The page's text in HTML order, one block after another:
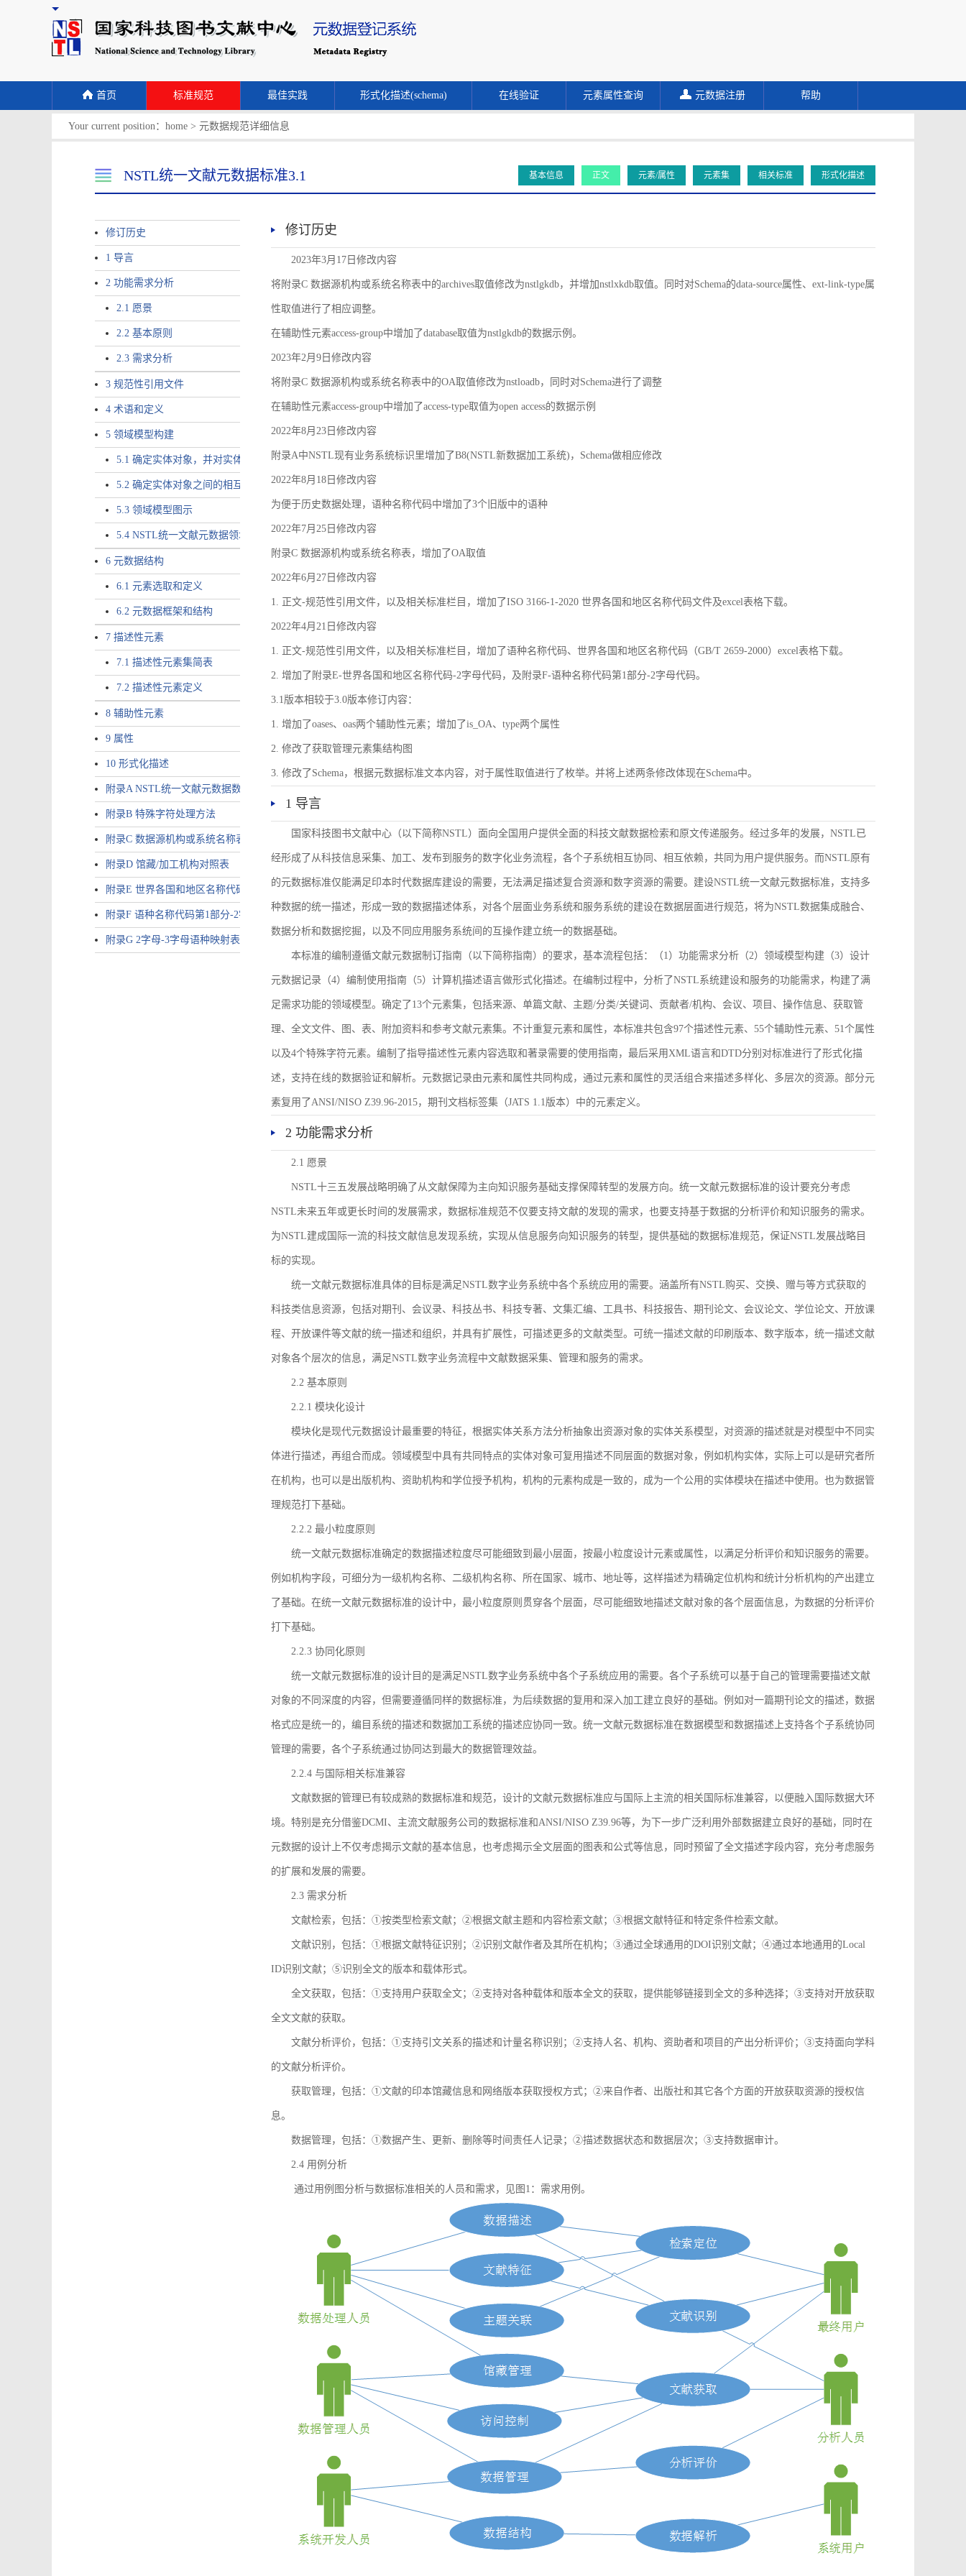
首页 标准规范 最佳实践 形式化描述(schema) 在线验证 元素属性查询 元数据注册 帮助
Your current position： home > 元数据规范详细信息
NSTL统一文献元数据标准3.1 基本信息 正文 元素/属性 元素集 相关标准 形式化描述
修订历史
1 导言
2 功能需求分析
2.1 愿景
2.2 基本原则
2.3 需求分析
3 规范性引用文件
4 术语和定义
5 领域模型构建
5.1 确定实体对象，并对实体对象命名
5.2 确定实体对象之间的相互关系，定义实体对象之间的关联和约束
5.3 领域模型图示
5.4 NSTL统一文献元数据领域模型的验证
6 元数据结构
6.1 元素选取和定义
6.2 元数据框架和结构
7 描述性元素
7.1 描述性元素集简表
7.2 描述性元素定义
8 辅助性元素
9 属性
10 形式化描述
附录A NSTL统一文献元数据数据唯一标识符规则
附录B 特殊字符处理方法
附录C 数据源机构或系统名称表
附录D 馆藏/加工机构对照表
附录E 世界各国和地区名称代码-2字母代码（GB/T 2659-2000等同ISO 3166-1）
附录F 语种名称代码第1部分-2字母代码（GB/T 4880.1-2005等同ISO 639-1）
附录G 2字母-3字母语种映射表
修订历史
2023年3月17日修改内容
将附录C 数据源机构或系统名称表中的archives取值修改为nstlgkdb，并增加nstlxkdb取值。同时对Schema的data-source属性、ext-link-type属
性取值进行了相应调整。
在辅助性元素access-group中增加了database取值为nstlgkdb的数据示例。
2023年2月9日修改内容
将附录C 数据源机构或系统名称表中的OA取值修改为nstloadb，同时对Schema进行了调整
在辅助性元素access-group中增加了access-type取值为open access的数据示例
2022年8月23日修改内容
附录A中NSTL现有业务系统标识里增加了B8(NSTL新数据加工系统)，Schema做相应修改
2022年8月18日修改内容
为便于历史数据处理，语种名称代码中增加了3个旧版中的语种
2022年7月25日修改内容
附录C 数据源机构或系统名称表，增加了OA取值
2022年6月27日修改内容
1. 正文-规范性引用文件，以及相关标准栏目，增加了ISO 3166-1-2020 世界各国和地区名称代码文件及excel表格下载。
2022年4月21日修改内容
1. 正文-规范性引用文件，以及相关标准栏目，增加了语种名称代码、世界各国和地区名称代码（GB/T 2659-2000）excel表格下载。
2. 增加了附录E-世界各国和地区名称代码-2字母代码，及附录F-语种名称代码第1部分-2字母代码。
3.1版本相较于3.0版本修订内容：
1. 增加了oases、oas两个辅助性元素；增加了is_OA、type两个属性
2. 修改了获取管理元素集结构图
3. 修改了Schema，根据元数据标准文本内容，对于属性取值进行了枚举。并将上述两条修改体现在Schema中。
1 导言
国家科技图书文献中心（以下简称NSTL）面向全国用户提供全面的科技文献数据检索和原文传递服务。经过多年的发展，NSTL已
经形成了从科技信息采集、加工、发布到服务的数字化业务流程，各个子系统相互协同、相互依赖，共同为用户提供服务。而NSTL原有
的元数据标准仅能满足印本时代数据库建设的需要，无法满足描述复合资源和数字资源的需要。建设NSTL统一文献元数据标准，支持多
种数据的统一描述，形成一致的数据描述体系，对各个层面业务系统和服务系统的建设在数据层面进行规范，将为NSTL数据集成融合、
数据分析和数据挖掘，以及不同应用服务系统间的互操作建立统一的数据基础。
本标准的编制遵循文献元数据制订指南（以下简称指南）的要求，基本流程包括：（1）功能需求分析（2）领域模型构建（3）设计
元数据记录（4）编制使用指南（5）计算机描述语言做形式化描述。在编制过程中，分析了NSTL系统建设和服务的功能需求，构建了满
足需求功能的领域模型。确定了13个元素集，包括来源、单篇文献、主题/分类/关键词、贡献者/机构、会议、项目、操作信息、获取管
理、全文文件、图、表、附加资料和参考文献元素集。不计重复元素和属性，本标准共包含97个描述性元素、55个辅助性元素、51个属性
以及4个特殊字符元素。编制了指导描述性元素内容选取和著录需要的使用指南，最后采用XML语言和DTD分别对标准进行了形式化描
述，支持在线的数据验证和解析。元数据记录由元素和属性共同构成，通过元素和属性的灵活组合来描述多样化、多层次的资源。部分元
素复用了ANSI/NISO Z39.96-2015，期刊文档标签集（JATS 1.1版本）中的元素定义。
2 功能需求分析
2.1 愿景
NSTL十三五发展战略明确了从文献保障为主向知识服务基础支撑保障转型的发展方向。统一文献元数据标准的设计要充分考虑
NSTL未来五年或更长时间的发展需求，数据标准规范不仅要支持文献的发现的需求，也要支持基于数据的分析评价和知识服务的需求。
为NSTL建成国际一流的科技文献信息发现系统，实现从信息服务向知识服务的转型，提供基础的数据标准规范，保证NSTL发展战略目
标的实现。
统一文献元数据标准具体的目标是满足NSTL数字业务系统中各个系统应用的需要。涵盖所有NSTL购买、交换、赠与等方式获取的
科技类信息资源，包括对期刊、会议录、科技丛书、科技专著、文集汇编、工具书、科技报告、期刊论文、会议论文、学位论文、开放课
程、开放课件等文献的统一描述和组织，并具有扩展性，可描述更多的文献类型。可统一描述文献的印刷版本、数字版本，统一描述文献
对象各个层次的信息，满足NSTL数字业务流程中文献数据采集、管理和服务的需求。
2.2 基本原则
2.2.1 模块化设计
模块化是现代元数据设计最重要的特征，根据实体关系方法分析抽象出资源对象的实体关系模型，对资源的描述就是对模型中不同实
体进行描述，再组合而成。领域模型中具有共同特点的实体对象可复用描述不同层面的数据对象，例如机构实体，实际上可以是研究者所
在机构，也可以是出版机构、资助机构和学位授予机构，机构的元素构成是一致的，成为一个公用的实体模块在描述中使用。也为数据管
理规范打下基础。
2.2.2 最小粒度原则
统一文献元数据标准确定的数据描述粒度尽可能细致到最小层面，按最小粒度设计元素或属性，以满足分析评价和知识服务的需要。
例如机构字段，可细分为一级机构名称、二级机构名称、所在国家、城市、地址等，这样描述为精确定位机构和统计分析机构的产出建立
了基础。在统一文献元数据标准的设计中，最小粒度原则贯穿各个层面，尽可能细致地描述文献对象的各个层面信息，为数据的分析评价
打下基础。
2.2.3 协同化原则
统一文献元数据标准的设计目的是满足NSTL数字业务系统中各个子系统应用的需要。各个子系统可以基于自己的管理需要描述文献
对象的不同深度的内容，但需要遵循同样的数据标准，为后续数据的复用和深入加工建立良好的基础。例如对一篇期刊论文的描述，数据
格式应是统一的，编目系统的描述和数据加工系统的描述应协同一致。统一文献元数据标准在数据模型和数据描述上支持各个子系统协同
管理的需要，各个子系统通过协同达到最大的数据管理效益。
2.2.4 与国际相关标准兼容
文献数据的管理已有较成熟的数据标准和规范，设计的文献元数据标准应与国际上主流的相关国际标准兼容，以便融入国际数据大环
境。特别是充分借鉴DCMI、主流文献服务公司的数据标准和ANSI/NISO Z39.96等，为下一步广泛利用外部数据建立良好的基础，同时在
元数据的设计上不仅考虑揭示文献的基本信息，也考虑揭示全文层面的图表和公式等信息，同时预留了全文描述字段内容，充分考虑服务
的扩展和发展的需要。
2.3 需求分析
文献检索，包括：①按类型检索文献；②根据文献主题和内容检索文献；③根据文献特征和特定条件检索文献。
文献识别，包括：①根据文献特征识别；②识别文献作者及其所在机构；③通过全球通用的DOI识别文献；④通过本地通用的Local
ID识别文献；⑤识别全文的版本和载体形式。
全文获取，包括：①支持用户获取全文；②支持对各种载体和版本全文的获取，提供能够链接到全文的多种选择；③支持对开放获取
全文文献的获取。
文献分析评价，包括：①支持引文关系的描述和计量名称识别；②支持人名、机构、资助者和项目的产出分析评价；③支持面向学科
的文献分析评价。
获取管理，包括：①文献的印本馆藏信息和网络版本获取授权方式；②来自作者、出版社和其它各个方面的开放获取资源的授权信
息。
数据管理，包括：①数据产生、更新、删除等时间责任人记录；②描述数据状态和数据层次；③支持数据审计。
2.4 用例分析
通过用例图分析与数据标准相关的人员和需求，见图1：需求用例。